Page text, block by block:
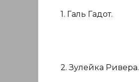
1. Галь Гадот.
2. Зулейка Ривера.